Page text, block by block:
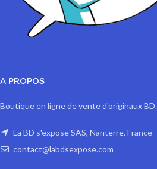
A PROPOS
Boutique en ligne de vente d'originaux BD.
La BD s'expose SAS, Nanterre, France
contact@labdsexpose.com